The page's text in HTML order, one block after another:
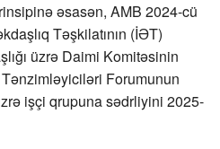
əsasən, AMB 2024-cü
Təşkilatının (İƏT)
üzrə Daimi Komitəsinin
Forumunun
işçi qrupuna sədrliyini 2025-